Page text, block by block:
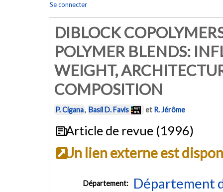
Se connecter
DIBLOCK
POLYMER BLENDS:
WEIGHT,
COMPOSITION
P. Cigana, Basil D. Favis et R. Jérôme
Article de revue (1996)
Un lien externe est
Département: Département